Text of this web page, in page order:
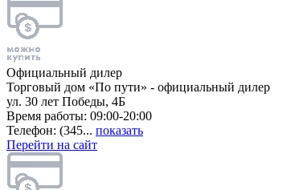
Официальный дилер
Торговый дом «По пути» - официальный дилер
ул. 30 лет Победы, 4Б
Время работы: 09:00-20:00
Телефон: (345... показать
Перейти на сайт